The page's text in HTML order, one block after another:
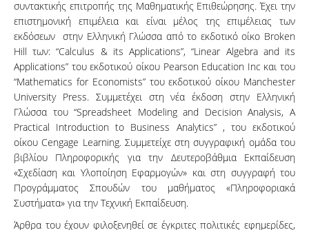
συντακτικής επιτροπής της Μαθηματικής Επιθεώρησης. Έχει την
επιστημονική επιμέλεια και είναι μέλος της επιμέλειας των
εκδόσεων στην Ελληνική Γλώσσα από το εκδοτικό οίκο Broken
Hill των: “Calculus & its Applications”, “Linear Algebra and its
Applications” του εκδοτικού οίκου Pearson Education Inc και του
“Mathematics for Economists” του εκδοτικού οίκου Manchester
University Press. Συμμετέχει στη νέα έκδοση στην Ελληνική
Γλώσσα του “Spreadsheet Modeling and Decision Analysis, A
Practical Introduction to Business Analytics” , του εκδοτικού
οίκου Cengage Learning. Συμμετείχε στη συγγραφική ομάδα του
βιβλίου Πληροφορικής για την Δευτεροβάθμια Εκπαίδευση
«Σχεδίαση και Υλοποίηση Εφαρμογών» και στη συγγραφή του
Προγράμματος Σπουδών του μαθήματος «Πληροφοριακά
Συστήματα» για την Τεχνική Εκπαίδευση.
Άρθρα του έχουν φιλοξενηθεί σε έγκριτες πολιτικές εφημερίδες,